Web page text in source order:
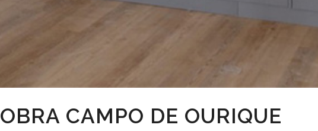
OBRA CAMPO DE OURIQUE